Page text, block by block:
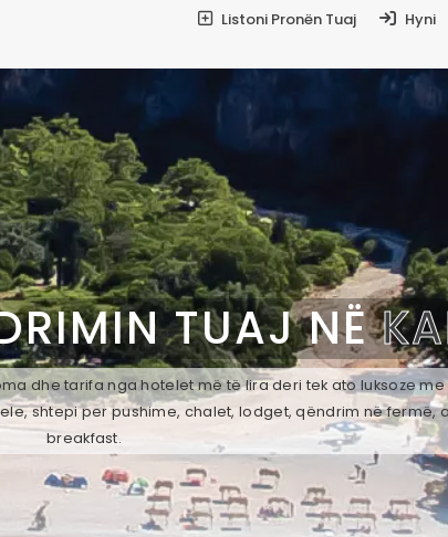
Listoni Pronën Tuaj Hyni
TUAJ NË
dhe tarifa nga hotelet më të lira deri tek ato luksoze
shtepi per pushime, chalet, lodget, qëndrim në fermë,
breakfast.